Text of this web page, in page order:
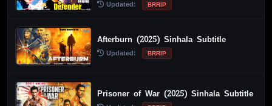
Updated: BRRIP
Afterburn (2025) Sinhala Subtitle
Updated: BRRIP
Prisoner of War (2025) Sinhala Subtitle